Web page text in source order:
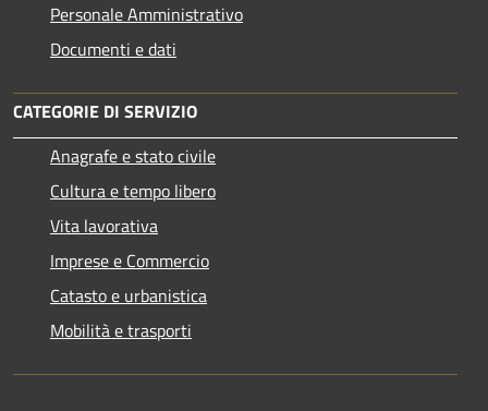
Personale Amministrativo
Documenti e dati
CATEGORIE DI SERVIZIO
Anagrafe e stato civile
Cultura e tempo libero
Vita lavorativa
Imprese e Commercio
Catasto e urbanistica
Mobilità e trasporti